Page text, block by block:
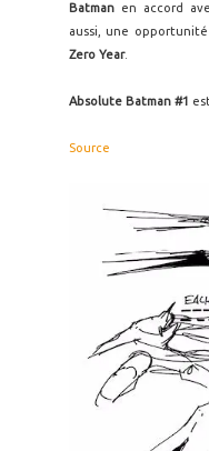
Batman en accord
aussi, une
Zero Year.
Absolute Batman #1
Source